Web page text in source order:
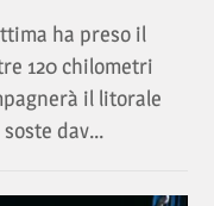
ha preso il
120 chilometri
il litorale
dav...